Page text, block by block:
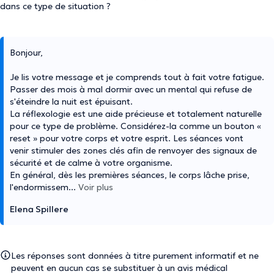
dans ce type de situation ?
Bonjour,
Je lis votre message et je comprends tout à fait votre fatigue.
Passer des mois à mal dormir avec un mental qui refuse de
s'éteindre la nuit est épuisant.
La réflexologie est une aide précieuse et totalement naturelle
pour ce type de problème. Considérez-la comme un bouton «
reset » pour votre corps et votre esprit. Les séances vont
venir stimuler des zones clés afin de renvoyer des signaux de
sécurité et de calme à votre organisme.
En général, dès les premières séances, le corps lâche prise,
l'endormissem... Voir plus
Elena Spillere
Les réponses sont données à titre purement informatif et ne
peuvent en aucun cas se substituer à un avis médical